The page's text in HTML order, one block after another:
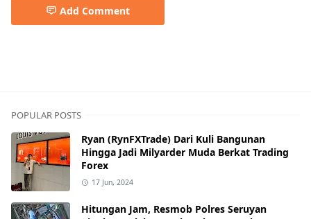
Add Comment
POPULAR POSTS
Ryan (RynFXTrade) Dari Kuli Bangunan
Hingga Jadi Milyarder Muda Berkat Trading
Forex
17 Jun, 2024
Hitungan Jam, Resmob Polres Seruyan